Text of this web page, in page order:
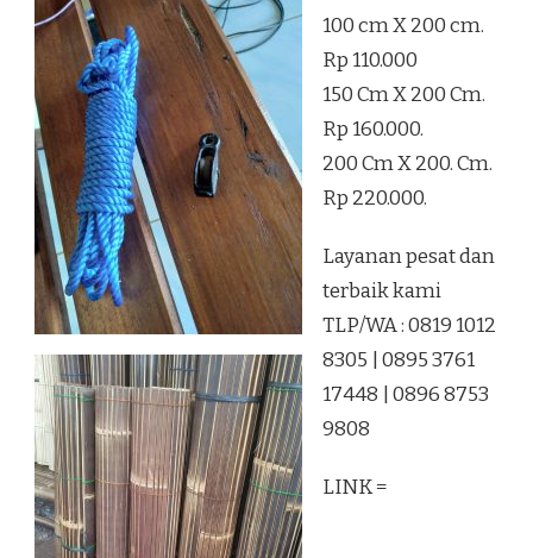
100 cm X 200 cm.
Rp 110.000
150 Cm X 200 Cm.
Rp 160.000.
200 Cm X 200. Cm.
Rp 220.000.
Layanan pesat dan
terbaik kami
TLP/WA : 0819 1012
8305 | 0895 3761
17448 | 0896 8753
9808
LINK =